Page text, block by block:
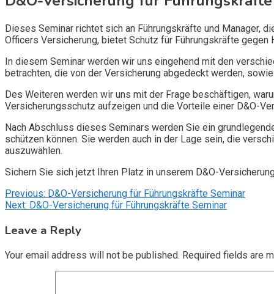
Dieses Seminar richtet sich an Führungskräfte und Manager,
Officers Versicherung, bietet Schutz für Führungskräfte
In diesem Seminar werden wir uns eingehend mit den
betrachten, die von der Versicherung abgedeckt werden,
Des Weiteren werden wir uns mit der Frage beschäftigen,
Versicherungsschutz aufzeigen und die Vorteile einer D&O-
Nach Abschluss dieses Seminars werden Sie ein
schützen können. Sie werden auch in der Lage sein, die
auszuwählen.
Sichern Sie sich jetzt Ihren Platz in unserem D&O-
Post
navigation
Previous: D&O-Versicherung für Führungskräfte Seminar
Next: D&O-Versicherung für Führungskräfte Seminar
Leave a Reply
Your email address will not be published. Required fields are